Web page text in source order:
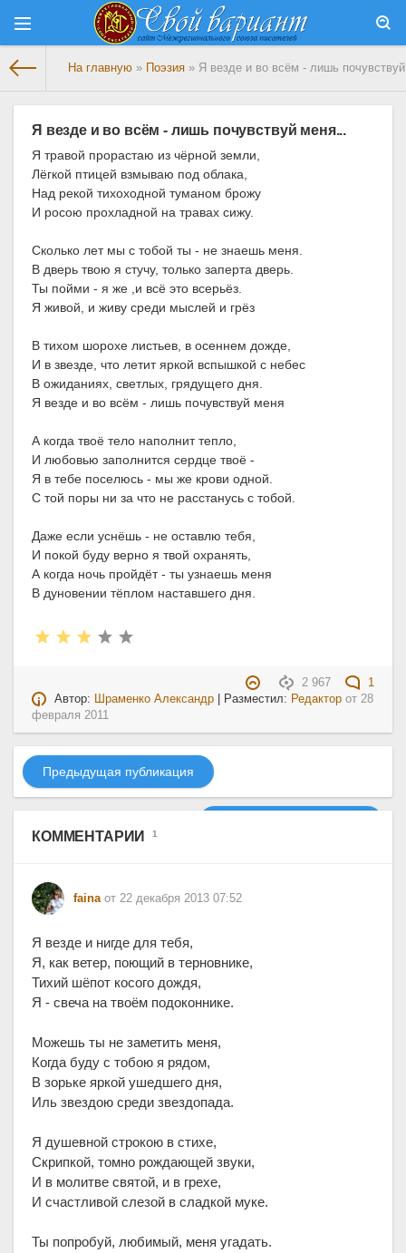
На главную » Поэзия » Я везде и во всём - лишь
Я везде и во всём - лишь почувствуй меня...
Я травой прорастаю из чёрной земли,
Лёгкой птицей взмываю под облака,
Над рекой тихоходной туманом брожу
И росою прохладной на травах сижу.
Сколько лет мы с тобой ты - не знаешь меня.
В дверь твою я стучу, только заперта дверь.
Ты пойми - я же ,и всё это всерьёз.
Я живой, и живу среди мыслей и грёз
В тихом шорохе листьев, в осеннем дожде,
И в звезде, что летит яркой вспышкой с небес
В ожиданиях, светлых, грядущего дня.
Я везде и во всём - лишь почувствуй меня
А когда твоё тело наполнит тепло,
И любовью заполнится сердце твоё -
Я в тебе поселюсь - мы же крови одной.
С той поры ни за что не расстанусь с тобой.
Даже если уснёшь - не оставлю тебя,
И покой буду верно я твой охранять,
А когда ночь пройдёт - ты узнаешь меня
В дуновении тёплом наставшего дня.
2 967
1
Автор: Шраменко Александр | Разместил: Редактор от28
февраля 2011
Предыдущая публикация
КОММЕНТАРИИ 1
faina от 22 декабря 2013 07:52
Я везде и нигде для тебя,
Я, как ветер, поющий в терновнике,
Тихий шёпот косого дождя,
Я - свеча на твоём подоконнике.
Можешь ты не заметить меня,
Когда буду с тобою я рядом,
В зорьке яркой ушедшего дня,
Иль звездою среди звездопада.
Я душевной строкою в стихе,
Скрипкой, томно рождающей звуки,
И в молитве святой, и в грехе,
И счастливой слезой в сладкой муке.
Ты попробуй, любимый, меня угадать.